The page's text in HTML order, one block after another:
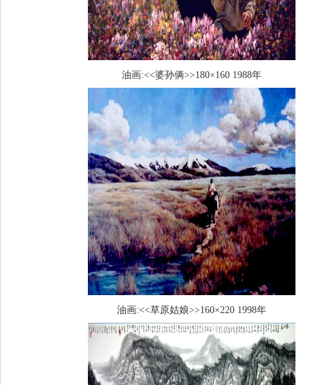
油画:<<婆孙俩>>180×160 1988年
油画:<<草原姑娘>>160×220 1998年